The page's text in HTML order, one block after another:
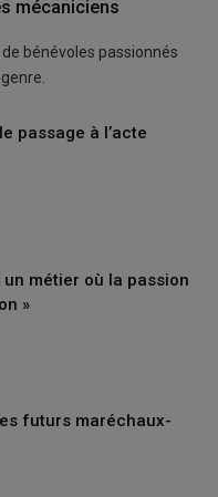
mécaniciens
bénévoles passionnés
passage à l’acte
métier où la passion
»
futurs maréchaux-